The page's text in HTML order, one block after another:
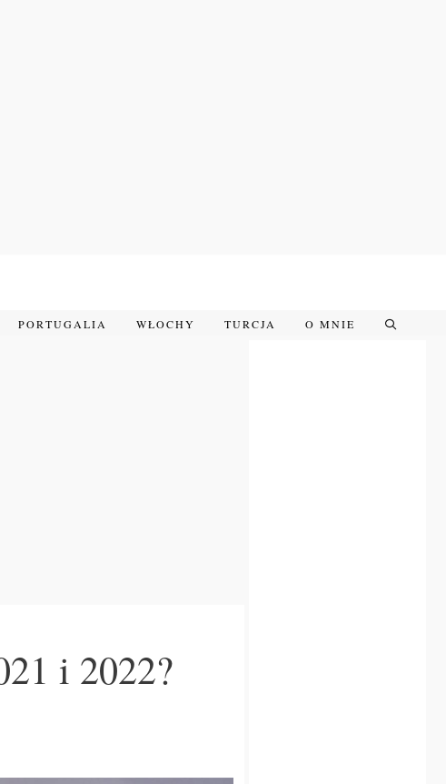
PORTUGALIA WŁOCHY TURCJA O MNIE
i 2022?